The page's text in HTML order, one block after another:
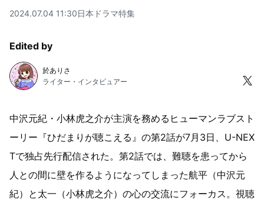
2024.07.04 11:30日本ドラマ特集
Edited by
於ありさ
ライター・インタビュアー
中沢元紀・小林虎之介が主演を務めるヒューマンラブスト
ーリー『ひだまりが聴こえる』の第2話が7月3日、U-NEX
Tで独占先行配信された。第2話では、難聴を患ってから
人との間に壁を作るようになってしまった航平（中沢元
紀）と太一（小林虎之介）の心の交流にフォーカス。視聴